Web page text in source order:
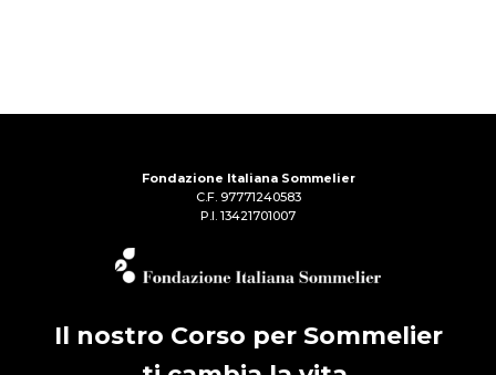
Fondazione Italiana Sommelier
C.F. 97771240583
P.I. 13421701007
Il nostro Corso per Sommelier